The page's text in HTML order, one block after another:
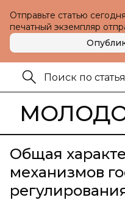
Отправьте статью
печатный экземпляр
Общая
механизмов